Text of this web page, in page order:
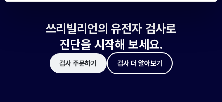
쓰리빌리언의 유전자 검사로
진단을 시작해 보세요.
검사 주문하기 검사 더 알아보기